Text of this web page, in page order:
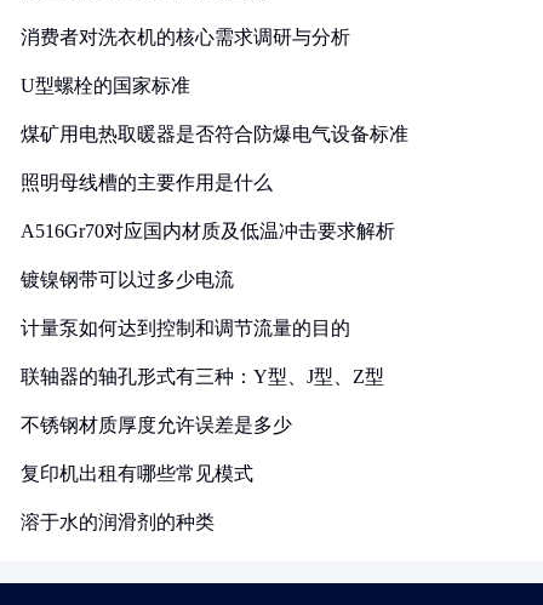
消费者对洗衣机的核心需求调研与分析
U型螺栓的国家标准
煤矿用电热取暖器是否符合防爆电气设备标准
照明母线槽的主要作用是什么
A516Gr70对应国内材质及低温冲击要求解析
镀镍钢带可以过多少电流
计量泵如何达到控制和调节流量的目的
联轴器的轴孔形式有三种：Y型、J型、Z型
不锈钢材质厚度允许误差是多少
复印机出租有哪些常见模式
溶于水的润滑剂的种类